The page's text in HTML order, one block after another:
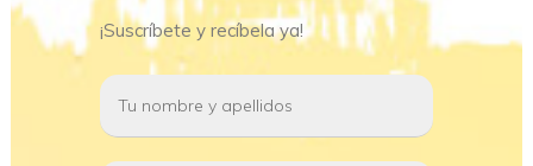
¡Suscríbete y recíbela ya!